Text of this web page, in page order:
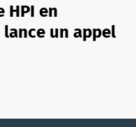
HPI en
un appel